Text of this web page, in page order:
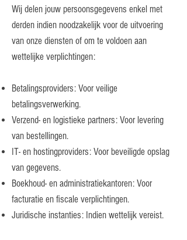
Wij delen jouw persoonsgegevens enkel met
derden indien noodzakelijk voor de uitvoering
van onze diensten of om te voldoen aan
wettelijke verplichtingen:
Betalingsproviders: Voor veilige
betalingsverwerking.
Verzend- en logistieke partners: Voor levering
van bestellingen.
IT- en hostingproviders: Voor beveiligde opslag
van gegevens.
Boekhoud- en administratiekantoren: Voor
facturatie en fiscale verplichtingen.
Juridische instanties: Indien wettelijk vereist.